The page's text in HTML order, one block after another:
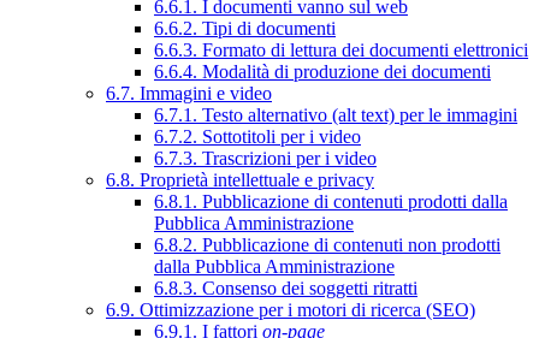
6.6.1. I documenti vanno sul web
6.6.2. Tipi di documenti
6.6.3. Formato di lettura dei documenti elettronici
6.6.4. Modalità di produzione dei documenti
6.7. Immagini e video
6.7.1. Testo alternativo (alt text) per le immagini
6.7.2. Sottotitoli per i video
6.7.3. Trascrizioni per i video
6.8. Proprietà intellettuale e privacy
6.8.1. Pubblicazione di contenuti prodotti dalla
Pubblica Amministrazione
6.8.2. Pubblicazione di contenuti non prodotti
dalla Pubblica Amministrazione
6.8.3. Consenso dei soggetti ritratti
6.9. Ottimizzazione per i motori di ricerca (SEO)
6.9.1. I fattori on-page